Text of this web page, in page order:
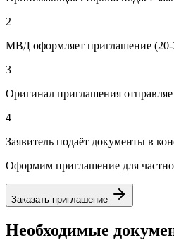
2
МВД оформляет приглашение (20-
3
Оригинал приглашения
4
Заявитель подаёт документы в
Оформим приглашение для
Заказать приглашение
Необходимые